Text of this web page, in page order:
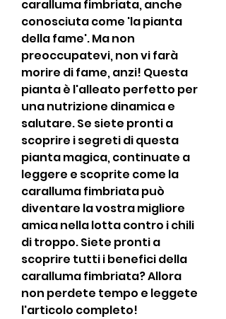
caralluma fimbriata, anche
conosciuta come 'la pianta
della fame'. Ma non
preoccupatevi, non vi farà
morire di fame, anzi! Questa
pianta è l'alleato perfetto per
una nutrizione dinamica e
salutare. Se siete pronti a
scoprire i segreti di questa
pianta magica, continuate a
leggere e scoprite come la
caralluma fimbriata può
diventare la vostra migliore
amica nella lotta contro i chili
di troppo. Siete pronti a
scoprire tutti i benefici della
caralluma fimbriata? Allora
non perdete tempo e leggete
l'articolo completo!